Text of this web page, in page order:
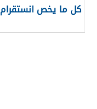
كل ما يخص انستقرام